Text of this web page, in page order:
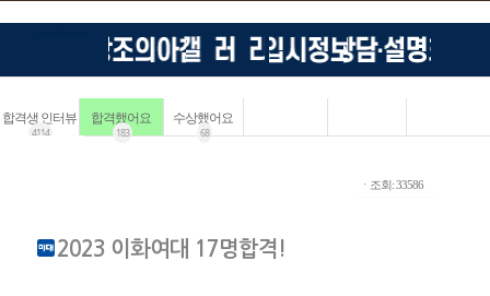
합격생 인터뷰
4114
합격했어요
183
수상했어요
68
ㆍ조회: 33586
2023 이화여대 17명합격!